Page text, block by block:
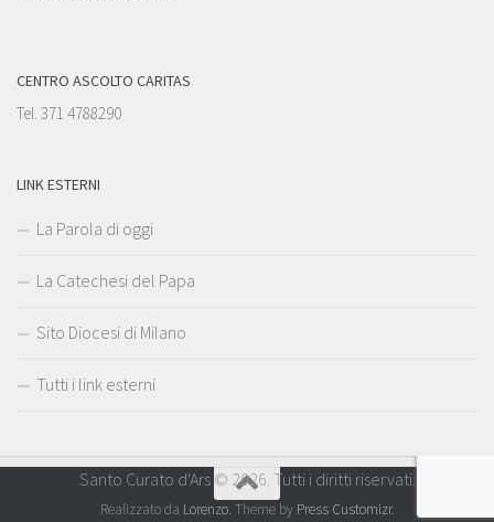
CENTRO ASCOLTO CARITAS
Tel. 371 4788290
LINK ESTERNI
La Parola di oggi
La Catechesi del Papa
Sito Diocesi di Milano
Tutti i link esterni
Santo Curato d'Ars © 2026. Tutti i diritti riservati.
Realizzato da Lorenzo. Theme by Press Customizr.